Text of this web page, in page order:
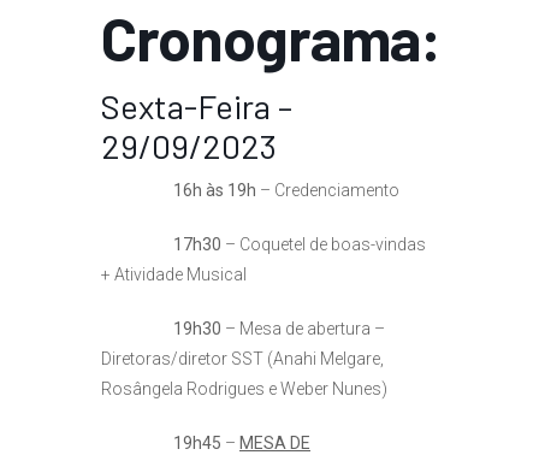
Cronograma:
Sexta-Feira –
29/09/2023
16h às 19h – Credenciamento
17h30 – Coquetel de boas-vindas
+ Atividade Musical
19h30 – Mesa de abertura –
Diretoras/diretor SST (Anahi Melgare,
Rosângela Rodrigues e Weber Nunes)
19h45 – MESA DE